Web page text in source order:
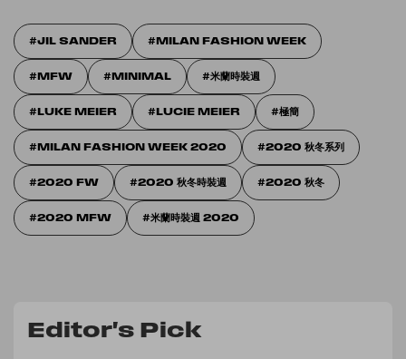
JIL SANDER MILAN FASHION WEEK
MFW MINIMAL 米蘭時裝週
LUKE MEIER LUCIE MEIER 極簡
MILAN FASHION WEEK 2020 2020 秋冬系列
2020 FW 2020 秋冬時裝週 2020 秋冬
2020 MFW 米蘭時裝週 2020
Editor's Pick